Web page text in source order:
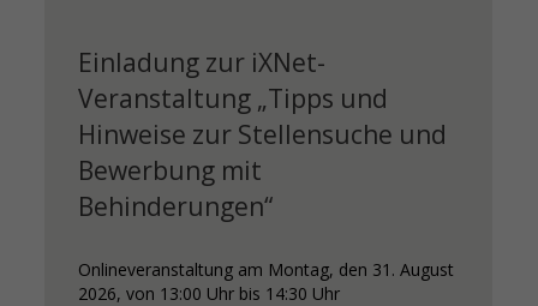
Einladung zur iXNet-
Veranstaltung „Tipps und
Hinweise zur Stellensuche und
Bewerbung mit
Behinderungen“
Onlineveranstaltung am Montag, den 31. August
2026, von 13:00 Uhr bis 14:30 Uhr